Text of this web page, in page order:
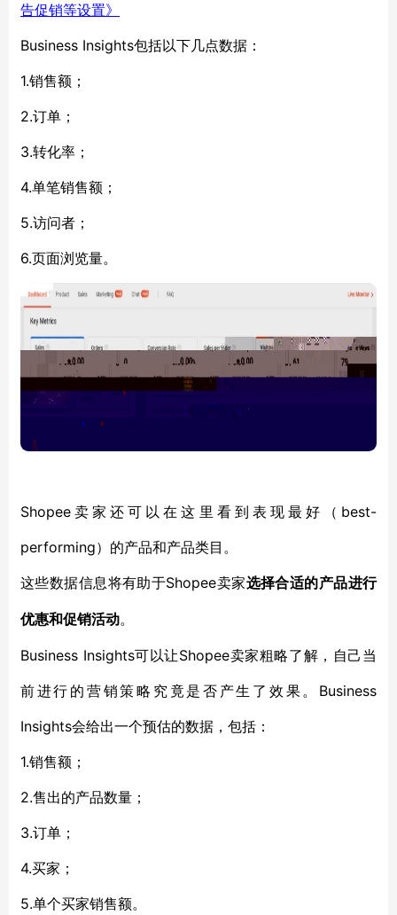
告促销等设置》
Business Insights包括以下几点数据：
1.销售额；
2.订单；
3.转化率；
4.单笔销售额；
5.访问者；
6.页面浏览量。
Shopee卖家还可以在这里看到表现最好（best-
performing）的产品和产品类目。
这些数据信息将有助于Shopee卖家选择合适的产品进行
优惠和促销活动。
Business Insights可以让Shopee卖家粗略了解，自己当
前进行的营销策略究竟是否产生了效果。Business
Insights会给出一个预估的数据，包括：
1.销售额；
2.售出的产品数量；
3.订单；
4.买家；
5.单个买家销售额。